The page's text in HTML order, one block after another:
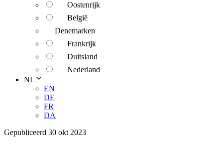
Oostenrijk
België
Denemarken
Frankrijk
Duitsland
Nederland
NL
EN
DE
FR
DA
Gepubliceerd 30 okt 2023